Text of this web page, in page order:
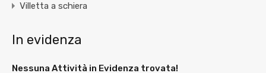
Villetta a schiera
In evidenza
Nessuna Attività in Evidenza trovata!